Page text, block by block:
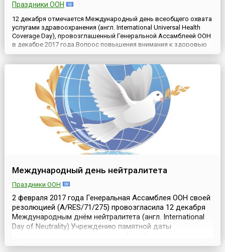
Праздники ООН
12 декабря отмечается Международный день всеобщего охвата
услугами здравоохранения (англ. International Universal Health
Coverage Day), провозглашенный Генеральной Ассамблеей ООН
в декабре 2017 года.Вопрос повышения внимания к здоровью
населения планеты неоднократно становился темой
также Всемирной Организации Здравоохранения (ВОЗ). Ещё...
Международный день нейтралитета
Праздники ООН
2 февраля 2017 года Генеральная Ассамблея ООН своей
резолюцией (A/RES/71/275) провозгласила 12 декабря
Международным днём нейтралитета (англ. International
Day of Neutrality).Учреждению памятной даты
итогового документа, который стал закономерным